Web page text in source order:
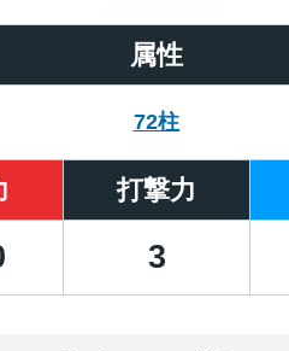
属性
72柱
打撃力
3